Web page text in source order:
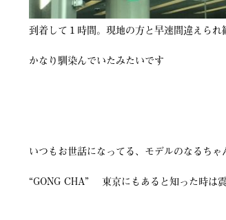
到着して１時間。現地の方と早速間違えられ
かなり馴染んでいたみたいです
いつもお世話になってる、モデルのなるち
“GONG CHA” 東京にもあると知った時は震